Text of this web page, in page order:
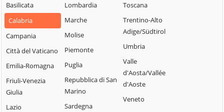
Bianchi
Bisignano
Bocchigliero
Bonifati
Buonvicino
Calopezzati
Lappano
Lattarico
Longobardi
Longobucco
Lungro
Luzzi
San Giorgio
Albanese
San Giovanni in
Fiore
San Lorenzo
Basilicata
Calabria
Campania
Città del Vaticano
Emilia-Romagna
Friuli-Venezia
Giulia
Lazio
Lombardia
Marche
Molise
Piemonte
Puglia
Repubblica di San
Marino
Sardegna
Toscana
Trentino-Alto
Adige/Südtirol
Umbria
Valle
d'Aosta/Vallée
d'Aoste
Veneto